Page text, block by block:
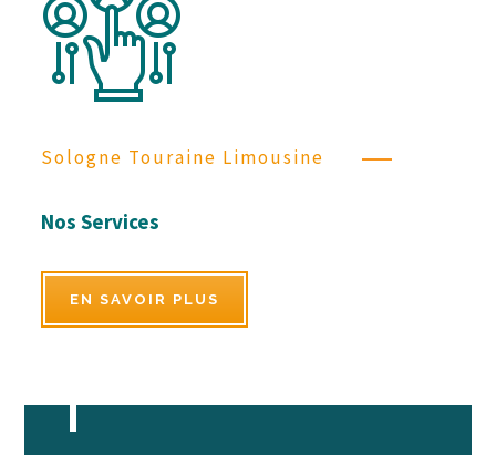
Sologne Touraine Limousine
Nos Services
EN SAVOIR PLUS